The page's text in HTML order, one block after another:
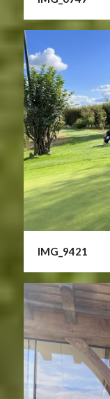
IMG_9421